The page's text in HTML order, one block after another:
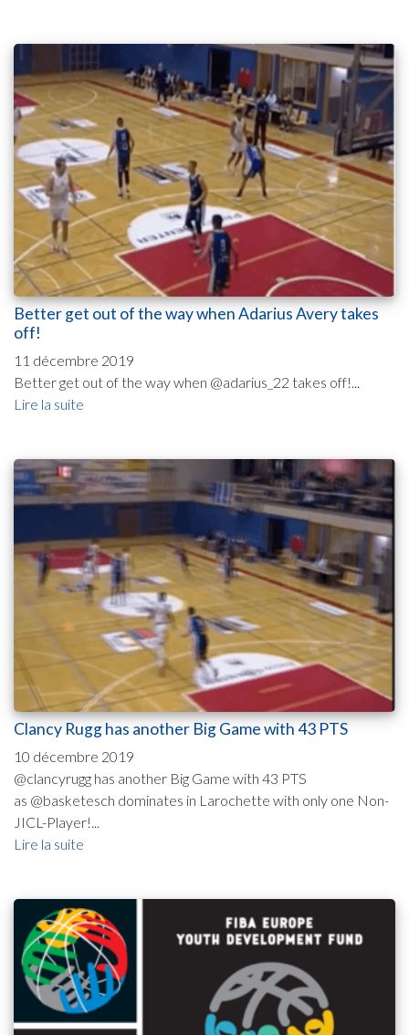
Better get out of the way when Adarius Avery takes
off!
11 décembre 2019
Better get out of the way when @adarius_22 takes off!...
Lire la suite
Clancy Rugg has another Big Game with 43 PTS
10 décembre 2019
@clancyrugg has another Big Game with 43 PTS
as @basketesch dominates in Larochette with only one Non-
JICL-Player!...
Lire la suite